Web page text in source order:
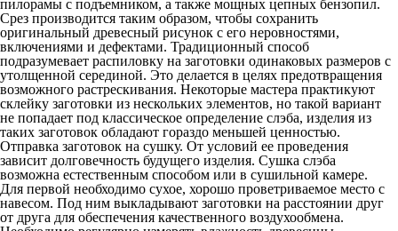
пилорамы с подъемником, а также мощных цепных бензопил.
Срез производится таким образом, чтобы сохранить
оригинальный древесный рисунок с его неровностями,
включениями и дефектами. Традиционный способ
подразумевает распиловку на заготовки одинаковых размеров с
утолщенной серединой. Это делается в целях предотвращения
возможного растрескивания. Некоторые мастера практикуют
склейку заготовки из нескольких элементов, но такой вариант
не попадает под классическое определение слэба, изделия из
таких заготовок обладают гораздо меньшей ценностью.
Отправка заготовок на сушку. От условий ее проведения
зависит долговечность будущего изделия. Сушка слэба
возможна естественным способом или в сушильной камере.
Для первой необходимо сухое, хорошо проветриваемое место с
навесом. Под ним выкладывают заготовки на расстоянии друг
от друга для обеспечения качественного воздухообмена.